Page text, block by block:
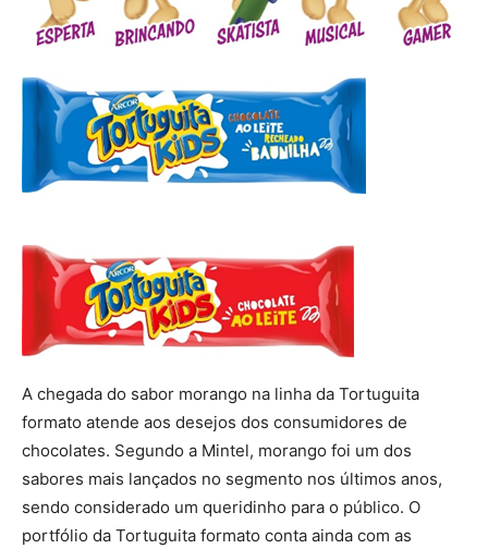
A chegada do sabor morango na linha da Tortuguita
formato atende aos desejos dos consumidores de
chocolates. Segundo a Mintel, morango foi um dos
sabores mais lançados no segmento nos últimos anos,
sendo considerado um queridinho para o público. O
portfólio da Tortuguita formato conta ainda com as